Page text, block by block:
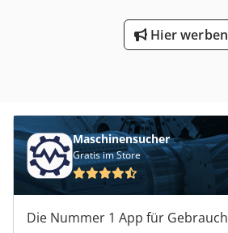
Hier werben
Maschinensucher
Gratis im Store
Die Nummer 1 App für